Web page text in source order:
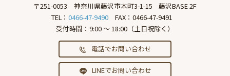
〒251-0053 神奈川県藤沢市本町3-1-15
藤沢BASE 2F
TEL： 0466-47-9490
FAX：0466-47-9491
受付時間：9:00 ～ 18:00（土日祝除く）
電話でお問い合わせ
LINEでお問い合わせ